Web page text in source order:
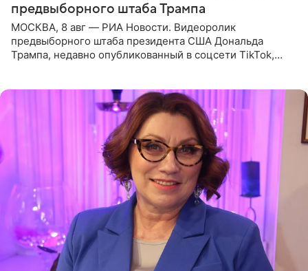
предвыборного штаба Трампа
МОСКВА, 8 авг — РИА Новости. Видеоролик
предвыборного штаба президента США Дональда
Трампа, недавно опубликованный в соцсети TikTok,